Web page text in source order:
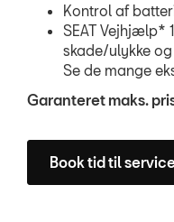
Kontrol af
SEAT Vejhjælp*
skade/ulykke
Se de mange
Garanteret maks.
Book tid til